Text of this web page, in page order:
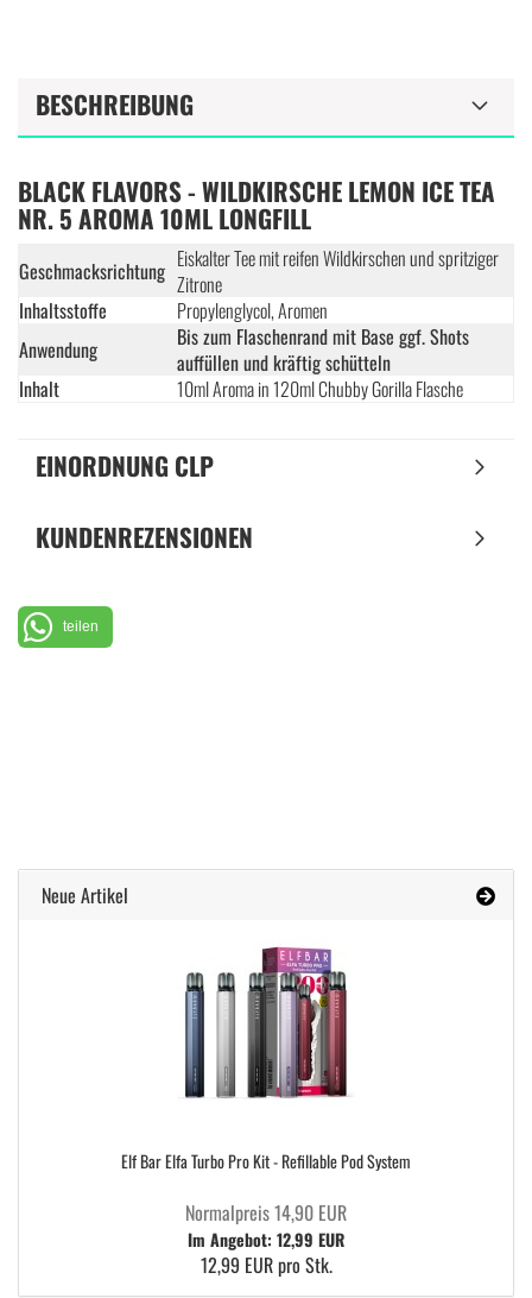
BESCHREIBUNG
BLACK FLAVORS - WILDKIRSCHE LEMON ICE TEA
NR. 5 AROMA 10ML LONGFILL
Geschmacksrichtung Eiskalter Tee mit reifen Wildkirschen und spritziger
Zitrone
Inhaltsstoffe
Propylenglycol, Aromen
Anwendung
Bis zum Flaschenrand mit Base ggf. Shots
auffüllen und kräftig schütteln
Inhalt
10ml Aroma in 120ml Chubby Gorilla Flasche
EINORDNUNG CLP
KUNDENREZENSIONEN
teilen
Neue Artikel
Elf Bar Elfa Turbo Pro Kit - Refillable Pod System
Normalpreis 14,90 EUR
Im Angebot: 12,99 EUR
12,99 EUR pro Stk.